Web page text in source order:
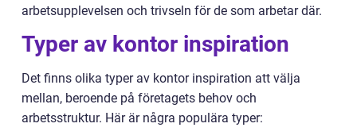
arbetsupplevelsen och trivseln för de som arbetar där.
Typer av kontor inspiration
Det finns olika typer av kontor inspiration att välja
mellan, beroende på företagets behov och
arbetsstruktur. Här är några populära typer: